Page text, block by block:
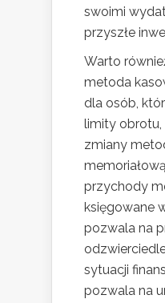
swoimi
przyszłe
Warto
metoda
dla osób,
limity obrotu,
zmiany
przychody
księgowane
pozwala na
sytuacji
pozwala na